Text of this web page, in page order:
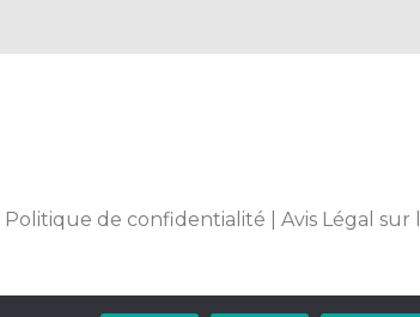
Politique de confidentialité |Avis Légal sur